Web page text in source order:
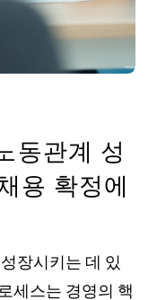
동관계 성
용 확정에
장시키는 데 있
세스는 경영의 핵